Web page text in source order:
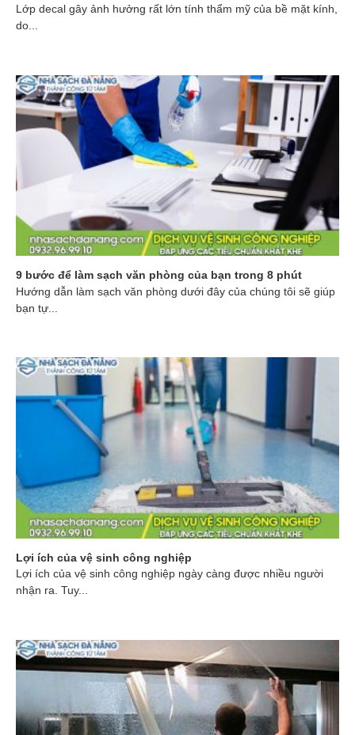
Lớp decal gây ảnh hưởng rất lớn tính thẩm mỹ của bề mặt kính,
do...
9 bước để làm sạch văn phòng của bạn trong 8 phút
Hướng dẫn làm sạch văn phòng dưới đây của chúng tôi sẽ giúp
bạn tự...
Lợi ích của vệ sinh công nghiệp
Lợi ích của vệ sinh công nghiệp ngày càng được nhiều người
nhận ra. Tuy...